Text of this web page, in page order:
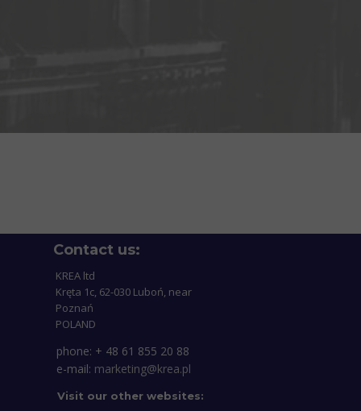
Contact us:
KREA ltd
Kręta 1c, 62-030 Luboń, near
Poznań
POLAND
Visit our other websites:
phone: + 48 61 855 20 88
e-mail: marketing@krea.pl